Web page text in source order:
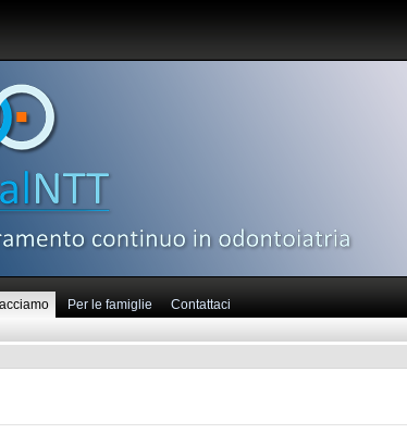
Per le famiglie Contattaci